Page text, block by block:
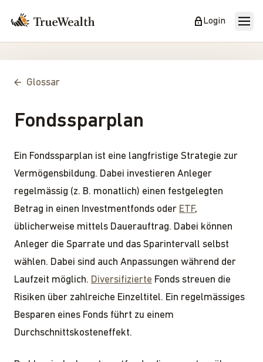
Login
Glossar
Fondssparplan
Ein Fondssparplan ist eine langfristige Strategie zur
Vermögensbildung. Dabei investieren Anleger
regelmässig (z. B. monatlich) einen festgelegten
Betrag in einen Investmentfonds oder ETF,
üblicherweise mittels Dauerauftrag. Dabei können
Anleger die Sparrate und das Sparintervall selbst
wählen. Dabei sind auch Anpassungen während der
Laufzeit möglich. Diversifizierte Fonds streuen die
Risiken über zahlreiche Einzeltitel. Ein regelmässiges
Besparen eines Fonds führt zu einem
Durchschnittskosteneffekt.